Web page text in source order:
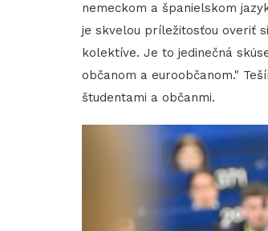
nemeckom a španielskom
je skvelou príležitosťou overiť
kolektíve. Je to jedinečná
občanom a euroobčanom."
študentami a občanmi.